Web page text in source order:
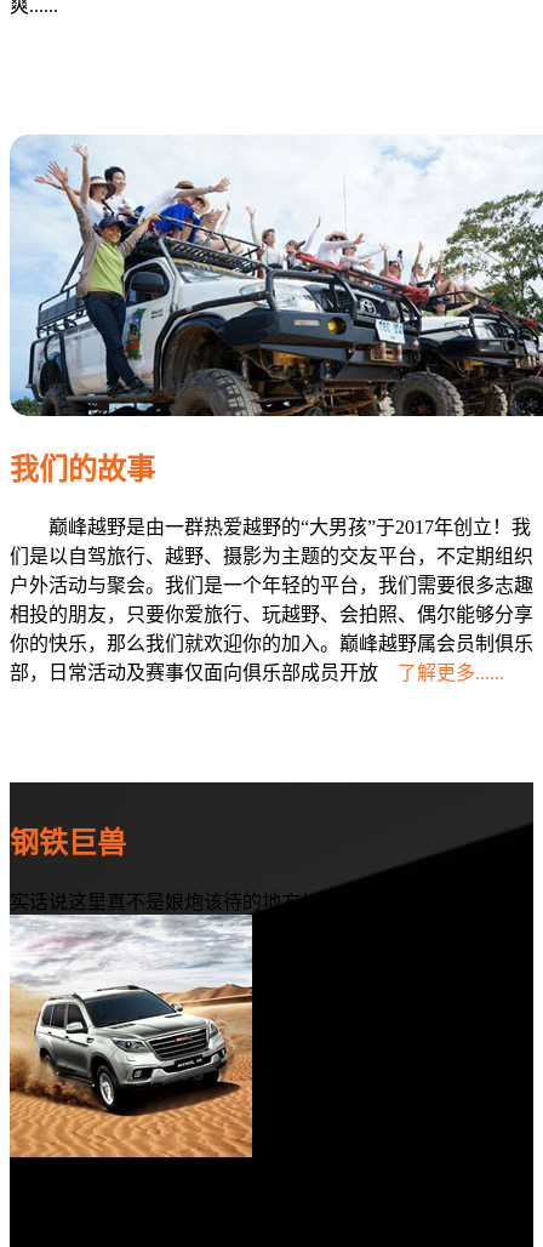
爽......
我们的故事
巅峰越野是由一群热爱越野的“大男孩”于2017年创立！我
们是以自驾旅行、越野、摄影为主题的交友平台，不定期组织
户外活动与聚会。我们是一个年轻的平台，我们需要很多志趣
相投的朋友，只要你爱旅行、玩越野、会拍照、偶尔能够分享
你的快乐，那么我们就欢迎你的加入。巅峰越野属会员制俱乐
部，日常活动及赛事仅面向俱乐部成员开放 了解更多......
钢铁巨兽
实话说这里真不是娘炮该待的地方！